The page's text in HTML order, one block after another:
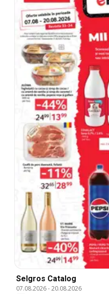
Selgros Catalog
07.08.2026-20.08.2026